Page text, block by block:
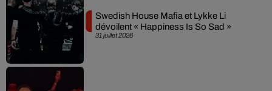
31 juillet 2026
Swedish House Mafia et Lykke Li
dévoilent « Happiness Is So Sad »